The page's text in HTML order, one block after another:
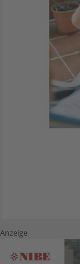
Anzeige